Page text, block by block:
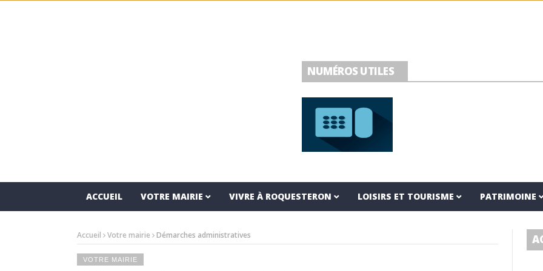
NUMÉROS UTILES
ACCUEIL VOTRE MAIRIE VIVRE À ROQUESTERON LOISIRS ET TOURISME PATRIMOINE
Accueil Votre mairie Démarches administratives
VOTRE MAIRIE